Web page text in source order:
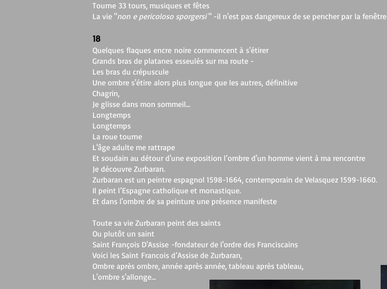
Tourne 33 tours, musiques et fêtes
La vie "non e pericoloso sporgersi" -il n'est pas dangereux de se pencher par la fenêtre
18
Quelques flaques encre noire commencent à s'étirer
Grands bras de platanes esseulés sur ma route -
Les bras du crépuscule
Une ombre s'étire alors plus longue que les autres, définitive
Chagrin,
Je glisse dans mon sommeil...
Longtemps
Longtemps
La roue tourne
L'âge adulte me rattrape
Et soudain au détour d'une exposition l’ombre d'un homme vient à ma rencontre
Je découvre Zurbaran.
Zurbaran est un peintre espagnol 1598-1664, contemporain de Velasquez 1599-1660.
Il peint l’Espagne catholique et monastique.
Et dans l'ombre de sa peinture une présence manifeste
Toute sa vie Zurbaran peint des saints
Ou plutôt un saint
Saint François D'Assise -fondateur de l'ordre des Franciscains
Voici les Saint Francois d’Assise de Zurbaran,
Ombre après ombre, année après année, tableau après tableau,
L'ombre s'allonge...